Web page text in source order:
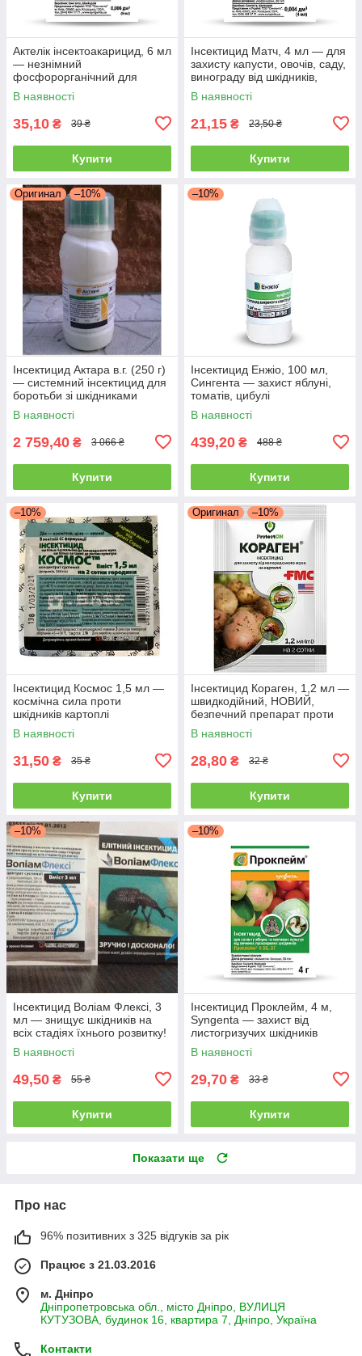
Актелік інсектоакарицид, 6 мл
— незнімний
фосфорорганічний для
знищення шкідників,
Syngenta
В наявності
35,10 ₴ 39 ₴
Купити
Інсектицид Матч, 4 мл — для
захисту капусти, овочів, саду,
винограду від шкідників,
В наявності
21,15 ₴ 23,50 ₴
Купити
Оригинал –10%
Інсектицид Актара в.г. (250 г)
— системний інсектицид для
боротьби зі шкідниками
овочів і саду
В наявності
2 759,40 ₴ 3 066 ₴
Купити
–10%
Інсектицид Енжіо, 100 мл,
Сингента — захист яблуні,
томатів, цибулі
В наявності
439,20 ₴ 488 ₴
Купити
–10%
Інсектицид Космос 1,5 мл —
космічна сила проти
шкідників картоплі
(колорадський жук, дрот, тля)
В наявності
31,50 ₴ 35 ₴
Купити
Оригинал –10%
Інсектицид Кораген, 1,2 мл —
швидкодійний, НОВИЙ,
безпечний препарат проти
плодорубки та коларадського
жука
В наявності
28,80 ₴ 32 ₴
Купити
–10%
Інсектицид Воліам Флексі, 3
мл — знищує шкідників на
всіх стадіях їхнього розвитку!
В наявності
49,50 ₴ 55 ₴
Купити
–10%
Інсектицид Проклейм, 4 м,
Syngenta — захист від
листогризучих шкідників
В наявності
29,70 ₴ 33 ₴
Купити
Показати ще
Про нас
96% позитивних з 325 відгуків за рік
Працює з 21.03.2016
м. Дніпро
Дніпропетровська обл., місто Дніпро, ВУЛИЦЯ
КУТУЗОВА, будинок 16, квартира 7, Дніпро, Україна
Контакти